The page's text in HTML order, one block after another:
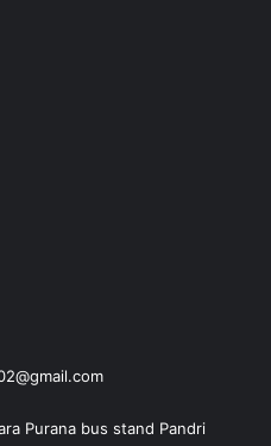
Purana bus stand Pandri